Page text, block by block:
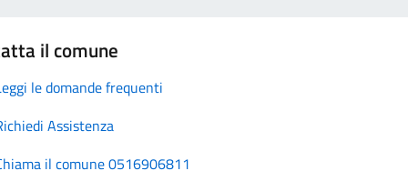
il comune
le domande frequenti
Assistenza
il comune 0516906811